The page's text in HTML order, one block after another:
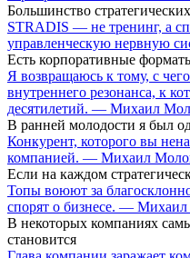
Большинство
STRADIS — не тренинг, а
управленческую нервную
Есть корпоративные
Я возвращаюсь к тому, с
внутреннего резонанса, к
десятилетий. — Михаил
В ранней молодости я был
Конкурент, которого вы
компанией. — Михаил
Если на каждом
Топы воюют за
спорят о бизнесе. —
В некоторых компаниях
становится